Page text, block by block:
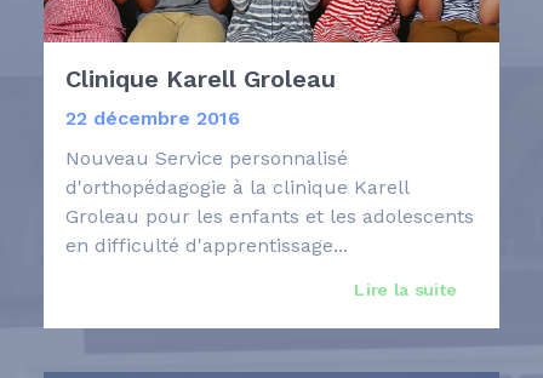
Clinique Karell Groleau
22 décembre 2016
Nouveau Service personnalisé
d'orthopédagogie à la clinique Karell
Groleau pour les enfants et les adolescents
en difficulté d'apprentissage...
Lire la suite